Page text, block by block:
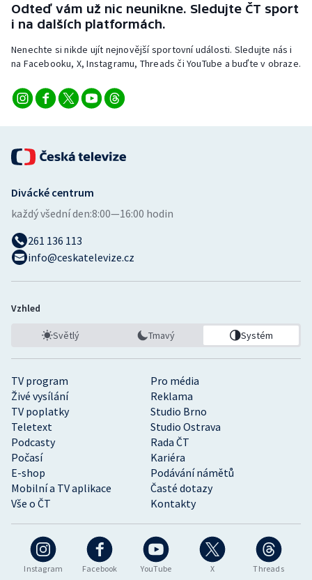
Veslování
Vodní slalom
Volejbal
Odteď vám už nic neunikne. Sledujte ČT sport
i na dalších platformách.
Nenechte si nikde ujít nejnovější sportovní události. Sledujte nás i
na Facebooku, X, Instagramu, Threads či YouTube a buďte v obraze.
Instagram Facebook YouTube X Threads
TV program
Pro média
Živé vysílání
Reklama
TV poplatky
Studio Brno
Teletext
Studio Ostrava
Podcasty
Rada ČT
Počasí
Kariéra
E-shop
Podávání námětů
Mobilní a TV aplikace
Časté dotazy
Vše o ČT
Kontakty
Divácké centrum
každý všední den:8:00—16:00 hodin
261 136 113
info@ceskatelevize.cz
Vzhled
Světlý Tmavý Systém